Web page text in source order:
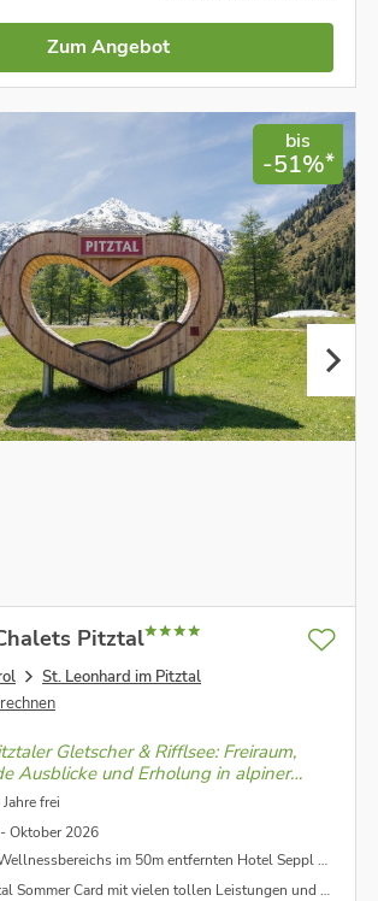
Zum Angebot
bis
-51%*
Pitztal
St. Leonhard im Pitztal
Gletscher & Rifflsee: Freiraum,
Ausblicke und Erholung in alpiner
das Gletscherpanorama, saftige
Bergseen.
frei
Oktober 2026
im 50m entfernten Hotel Seppl mit Sauna, Innen- und Außenpool (gegen Gebühr)
vielen tollen Leistungen und Ermäßigungen (genauere Infos im Link unter dem Punkt "Leistungen")